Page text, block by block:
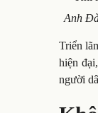
Anh
Triển
hiện
người